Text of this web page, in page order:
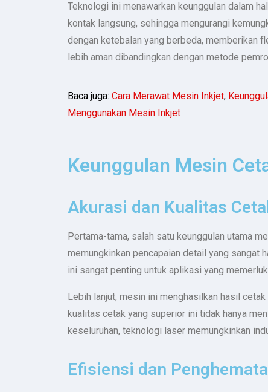
Teknologi ini menawarkan keunggulan dalam
kontak langsung, sehingga mengurangi
dengan ketebalan yang berbeda, memberikan
lebih aman dibandingkan dengan metode
Baca juga: Cara Merawat Mesin Inkjet,
Menggunakan Mesin Inkjet
Keunggulan Mesin
Akurasi dan Kualitas
Pertama-tama, salah satu keunggulan utama
memungkinkan pencapaian detail yang sangat
ini sangat penting untuk aplikasi yang
Lebih lanjut, mesin ini menghasilkan hasil
kualitas cetak yang superior ini tidak hanya
keseluruhan, teknologi laser memungkinkan
Efisiensi dan